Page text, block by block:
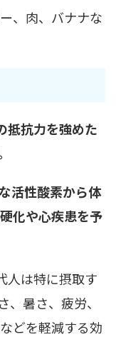
、肉、バナナな
抵抗力を強めた
活性酸素から体
化や心疾患を予
人は特に摂取す
暑さ、疲労、
どを軽減する効